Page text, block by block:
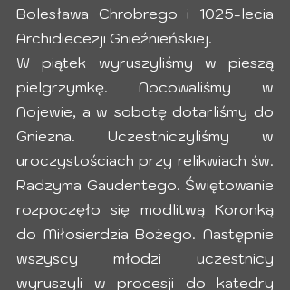
Bolesława Chrobrego i 1025-lecia
Archidiecezji Gnieźnieńskiej.
W piątek wyruszyliśmy w pieszą
pielgrzymkę. Nocowaliśmy w
Nojewie, a w sobotę dotarliśmy do
Gniezna. Uczestniczyliśmy w
uroczystościach przy relikwiach św.
Radzyma Gaudentego. Świętowanie
rozpoczęło się modlitwą Koronką
do Miłosierdzia Bożego. Następnie
wszyscy młodzi uczestnicy
wyruszyli w procesji do katedry